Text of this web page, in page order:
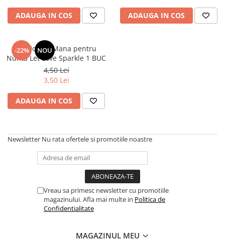
ADAUGA IN COS ADAUGA IN COS
-22% NOU
Artificii de Mana pentru
Nunta Let Love Sparkle 1 BUC
4,50 Lei
3,50 Lei
ADAUGA IN COS
Newsletter Nu rata ofertele si promotiile noastre
Vreau sa primesc newsletter cu promotiile
magazinului. Afla mai multe in Politica de
Confidentialitate
MAGAZINUL MEU